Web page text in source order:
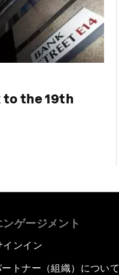
to the 19th
ンゲージメント
インイン
ートナー（組織）について